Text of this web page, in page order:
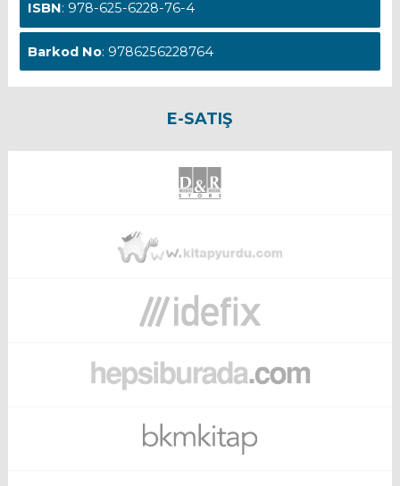
ISBN: 978-625-6228-76-4
Barkod No: 9786256228764
E-SATIŞ